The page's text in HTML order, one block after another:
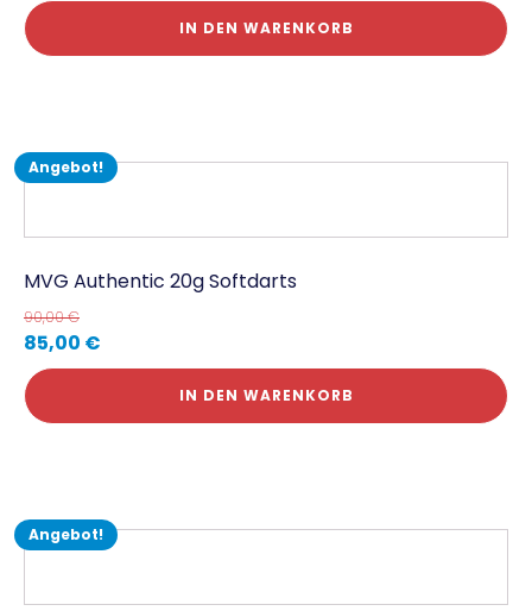
IN DEN WARENKORB
Angebot!
MVG Authentic 20g Softdarts
90,00€
85,00 €
IN DEN WARENKORB
Angebot!